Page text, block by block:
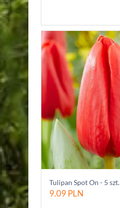
Tulipan Spot On - 5 szt.
9.09PLN